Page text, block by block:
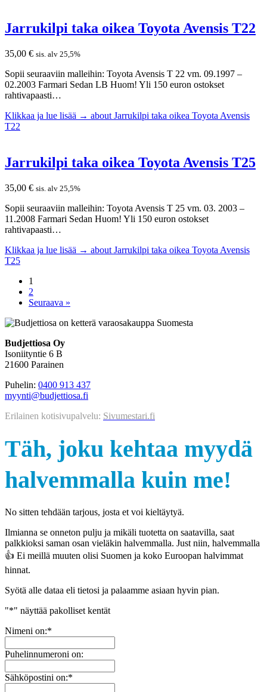
Jarrukilpi taka oikea Toyota Avensis T22
35,00 € sis. alv 25,5%
Sopii seuraaviin malleihin: Toyota Avensis T 22 vm. 09.1997 –
02.2003 Farmari Sedan LB Huom! Yli 150 euron ostokset
rahtivapaasti…
Klikkaa ja lue lisää → about Jarrukilpi taka oikea Toyota Avensis
T22
Jarrukilpi taka oikea Toyota Avensis T25
35,00 € sis. alv 25,5%
Sopii seuraaviin malleihin: Toyota Avensis T 25 vm. 03. 2003 –
11.2008 Farmari Sedan Huom! Yli 150 euron ostokset
rahtivapaasti…
Klikkaa ja lue lisää → about Jarrukilpi taka oikea Toyota Avensis
T25
1
2
Seuraava »
Budjettiosa Oy
Isoniityntie 6 B
21600 Parainen
Puhelin: 0400 913 437
myynti@budjettiosa.fi
Erilainen kotisivupalvelu: Sivumestari.fi
Täh, joku kehtaa myydä
halvemmalla kuin me!
No sitten tehdään tarjous, josta et voi kieltäytyä.
Ilmianna se onneton pulju ja mikäli tuotetta on saatavilla, saat
palkkioksi saman osan vieläkin halvemmalla. Just niin, halvemmalla
👍 Ei meillä muuten olisi Suomen ja koko Euroopan halvimmat
hinnat.
Syötä alle dataa eli tietosi ja palaamme asiaan hyvin pian.
"*" näyttää pakolliset kentät
Nimeni on:*
Puhelinnumeroni on:
Sähköpostini on:*